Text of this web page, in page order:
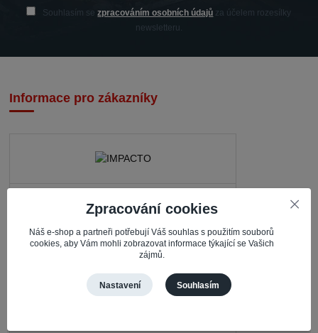
Souhlasím sezpracováním osobních údajů za účelem rozesílky
newsletteru.
Informace pro zákazníky
735 81 Bohumín – Nový Bohumín
Zpracování cookies
Náš e-shop a partneři potřebují Váš souhlas s použitím souborů
cookies, aby Vám mohli zobrazovat informace týkající se Vašich
zájmů.
Nastavení Souhlasím